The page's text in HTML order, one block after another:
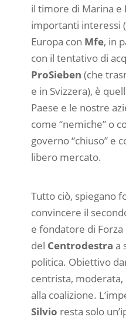
il timore di Marina e
importanti interessi
Europa con Mfe, in
con il tentativo di
ProSieben (che
e in Svizzera), è
Paese e le nostre
come “nemiche” o
governo “chiuso” e
libero mercato.
Tutto ciò, spiegano
convincere il
e fondatore di Forza
del Centrodestra a
politica. Obiettivo
centrista,
alla coalizione.
Silvio resta solo